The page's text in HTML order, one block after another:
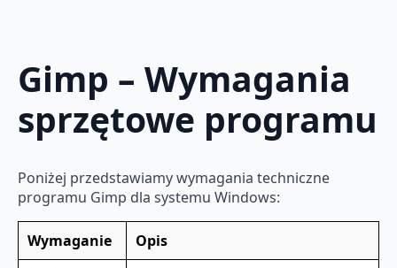
Gimp – Wymagania
sprzętowe programu
Poniżej przedstawiamy wymagania techniczne
programu Gimp dla systemu Windows:
Wymaganie
Opis